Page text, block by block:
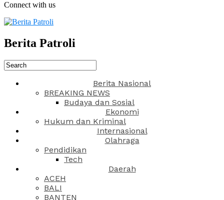
Connect with us
Berita Patroli
Berita Nasional
BREAKING NEWS
Budaya dan Sosial
Ekonomi
Hukum dan Kriminal
Internasional
Olahraga
Pendidikan
Tech
Daerah
ACEH
BALI
BANTEN